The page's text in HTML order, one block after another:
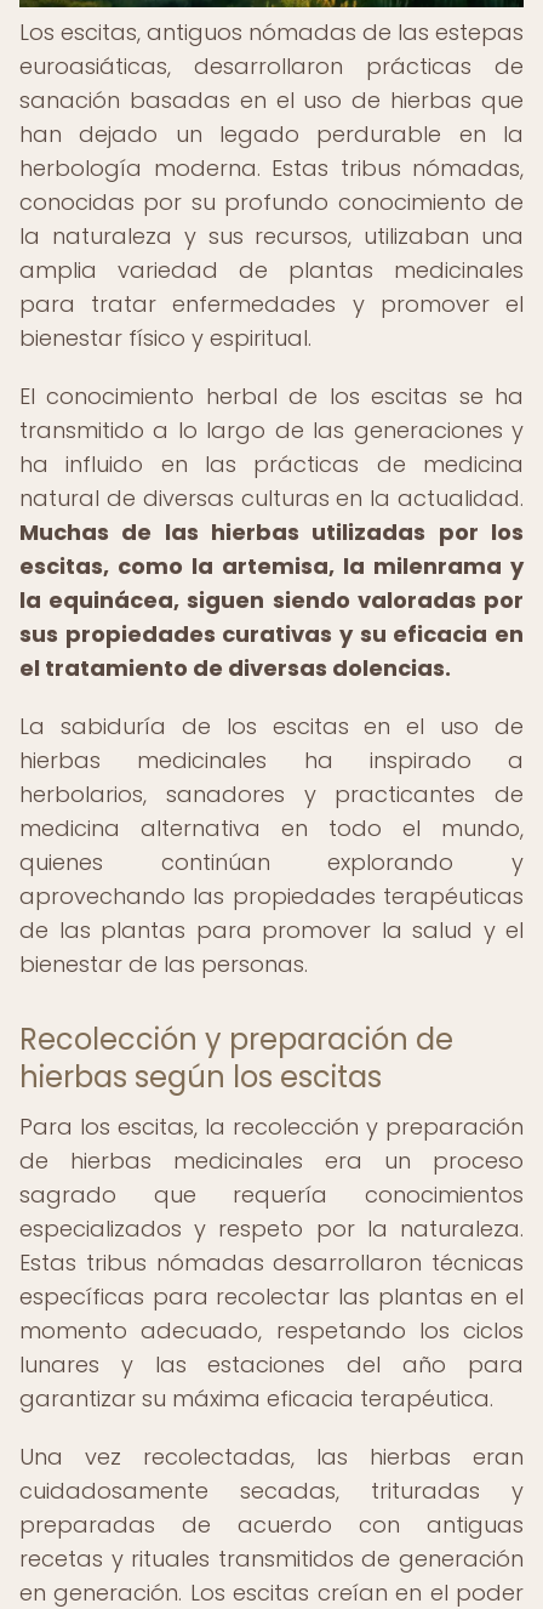
Los escitas, antiguos nómadas de las estepas
euroasiáticas, desarrollaron prácticas de
sanación basadas en el uso de hierbas que
han dejado un legado perdurable en la
herbología moderna. Estas tribus nómadas,
conocidas por su profundo conocimiento de
la naturaleza y sus recursos, utilizaban una
amplia variedad de plantas medicinales
para tratar enfermedades y promover el
bienestar físico y espiritual.
El conocimiento herbal de los escitas se ha
transmitido a lo largo de las generaciones y
ha influido en las prácticas de medicina
natural de diversas culturas en la actualidad.
Muchas de las hierbas utilizadas por los
escitas, como la artemisa, la milenrama y
la equinácea, siguen siendo valoradas por
sus propiedades curativas y su eficacia en
el tratamiento de diversas dolencias.
La sabiduría de los escitas en el uso de
hierbas medicinales ha inspirado a
herbolarios, sanadores y practicantes de
medicina alternativa en todo el mundo,
quienes continúan explorando y
aprovechando las propiedades terapéuticas
de las plantas para promover la salud y el
bienestar de las personas.
Recolección y preparación de
hierbas según los escitas
Para los escitas, la recolección y preparación
de hierbas medicinales era un proceso
sagrado que requería conocimientos
especializados y respeto por la naturaleza.
Estas tribus nómadas desarrollaron técnicas
específicas para recolectar las plantas en el
momento adecuado, respetando los ciclos
lunares y las estaciones del año para
garantizar su máxima eficacia terapéutica.
Una vez recolectadas, las hierbas eran
cuidadosamente secadas, trituradas y
preparadas de acuerdo con antiguas
recetas y rituales transmitidos de generación
en generación. Los escitas creían en el poder